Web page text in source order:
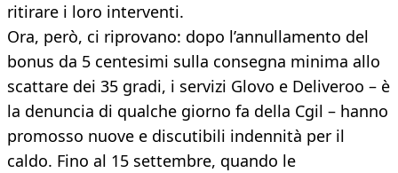
ritirare i loro interventi.
Ora, però, ci riprovano: dopo l’annullamento del
bonus da 5 centesimi sulla consegna minima allo
scattare dei 35 gradi, i servizi Glovo e Deliveroo – è
la denuncia di qualche giorno fa della Cgil – hanno
promosso nuove e discutibili indennità per il
caldo. Fino al 15 settembre, quando le